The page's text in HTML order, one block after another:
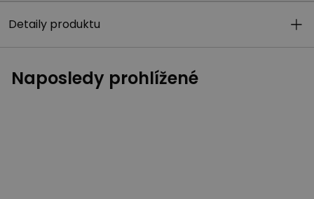
Detaily produktu
Naposledy prohlížené